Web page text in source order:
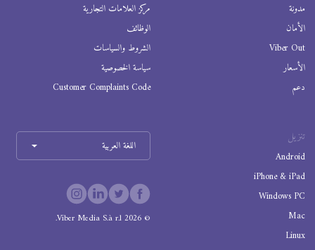
مدونة
الأمان
Viber Out
الأسعار
دعم
مركز العلامات التجارية
الوظائف
الشروط والسياسات
سياسة الخصوصية
Customer Complaints Code
تنزيل
Android
iPhone & iPad
Windows PC
Mac
Linux
اللغة العربية
©
2026
Viber Media S.à r.l.